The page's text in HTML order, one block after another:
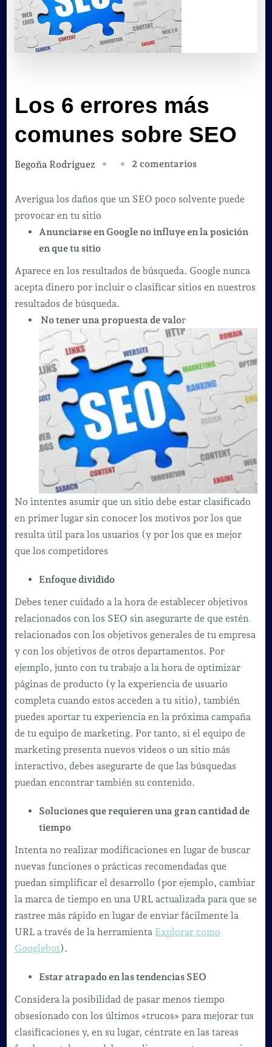
Los 6 errores más
comunes sobre SEO
Begoña Rodríguez 2 comentariosen
6
más
SEO
Averigua los daños que un SEO poco solvente puede
provocar en tu sitio
Anunciarse en Google no influye en la posición
en que tu sitio
Aparece en los resultados de búsqueda. Google nunca
acepta dinero por incluir o clasificar sitios en nuestros
resultados de búsqueda.
No tener una propuesta de valor
No intentes asumir que un sitio debe estar clasificado
en primer lugar sin conocer los motivos por los que
resulta útil para los usuarios (y por los que es mejor
que los competidores
Enfoque dividido
Debes tener cuidado a la hora de establecer objetivos
relacionados con los SEO sin asegurarte de que estén
relacionados con los objetivos generales de tu empresa
y con los objetivos de otros departamentos. Por
ejemplo, junto con tu trabajo a la hora de optimizar
páginas de producto (y la experiencia de usuario
completa cuando estos acceden a tu sitio), también
puedes aportar tu experiencia en la próxima campaña
de tu equipo de marketing. Por tanto, si el equipo de
marketing presenta nuevos vídeos o un sitio más
interactivo, debes asegurarte de que las búsquedas
puedan encontrar también su contenido.
Soluciones que requieren una gran cantidad de
tiempo
Intenta no realizar modificaciones en lugar de buscar
nuevas funciones o prácticas recomendadas que
puedan simplificar el desarrollo (por ejemplo, cambiar
la marca de tiempo en una URL actualizada para que se
rastree más rápido en lugar de enviar fácilmente la
URL a través de la herramienta Explorar como
Googlebot).
Estar atrapado en las tendencias SEO
Considera la posibilidad de pasar menos tiempo
obsesionado con los últimos «trucos» para mejorar tus
clasificaciones y, en su lugar, céntrate en las tareas